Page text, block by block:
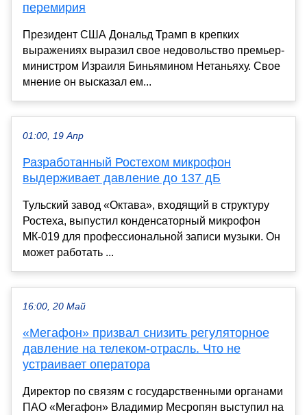
перемирия
Президент США Дональд Трамп в крепких
выражениях выразил свое недовольство премьер-
министром Израиля Биньямином Нетаньяху. Свое
мнение он высказал ем...
01:00, 19 Апр
Разработанный Ростехом микрофон
выдерживает давление до 137 дБ
Тульский завод «Октава», входящий в структуру
Ростеха, выпустил конденсаторный микрофон
МК-019 для профессиональной записи музыки. Он
может работать ...
16:00, 20 Май
«Мегафон» призвал снизить регуляторное
давление на телеком-отрасль. Что не
устраивает оператора
Директор по связям с государственными органами
ПАО «Мегафон» Владимир Месропян выступил на